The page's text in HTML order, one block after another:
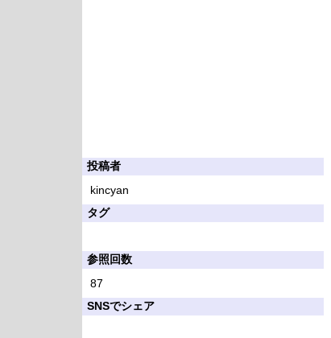
投稿者
kincyan
タグ
参照回数
87
SNSでシェア